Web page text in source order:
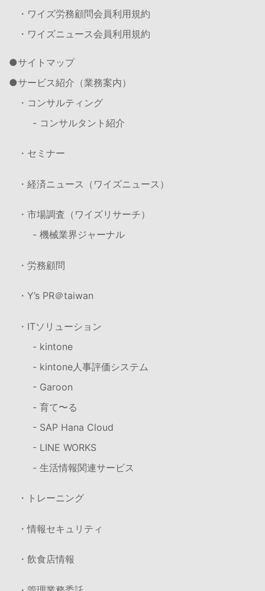
・ワイズ労務顧問会員利用規約
・ワイズニュース会員利用規約
サイトマップ
サービス紹介（業務案内）
・コンサルティング
- コンサルタント紹介
・セミナー
・経済ニュース（ワイズニュース）
・市場調査（ワイズリサーチ）
- 機械業界ジャーナル
・労務顧問
・Y’s PR＠taiwan
・ITソリューション
- kintone
- kintone人事評価システム
- Garoon
- 育て〜る
- SAP Hana Cloud
- LINE WORKS
- 生活情報関連サービス
・トレーニング
・情報セキュリティ
・飲食店情報